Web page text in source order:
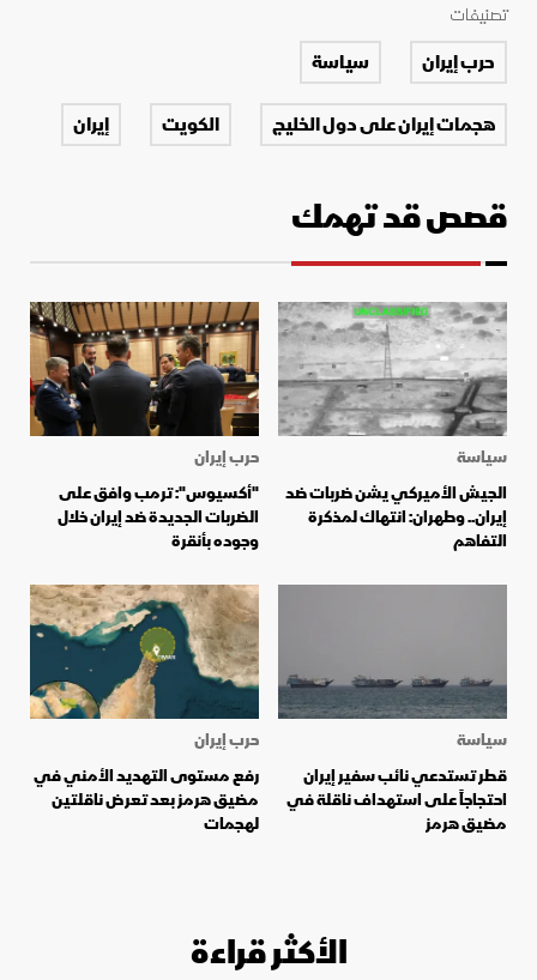
تصنيفات
حرب إيران
سياسة
هجمات إيران على دول الخليج
الكويت إيران
قصص قد تهمك
سياسة
الجيش الأميركي يشن ضربات ضد
إيران.. وطهران: انتهاك لمذكرة
التفاهم
حرب إيران
"أكسيوس": ترمب وافق على
الضربات الجديدة ضد إيران خلال
وجوده بأنقرة
سياسة
قطر تستدعي نائب سفير إيران
احتجاجاً على استهداف ناقلة في
مضيق هرمز
حرب إيران
رفع مستوى التهديد الأمني ​​في
مضيق هرمز بعد تعرض ناقلتين
لهجمات
الأكثر قراءة